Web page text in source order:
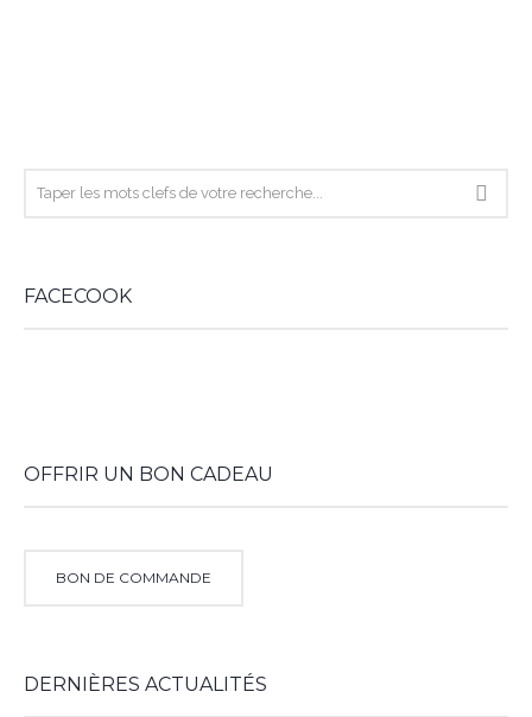
FACECOOK
OFFRIR UN BON CADEAU
BON DE COMMANDE
DERNIÈRES ACTUALITÉS